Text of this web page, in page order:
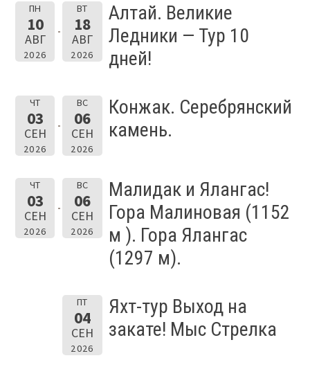
ПН
10
АВГ
2026
ВТ
18
АВГ
2026
Алтай. Великие
Ледники — Тур 10
дней!
ЧТ
03
СЕН
2026
ВС
06
СЕН
2026
Конжак. Серебрянский
камень.
ЧТ
03
СЕН
2026
ВС
06
СЕН
2026
Малидак и Ялангас!
Гора Малиновая (1152
м ). Гора Ялангас
(1297 м).
ПТ
04
СЕН
2026
Яхт-тур Выход на
закате! Мыс Стрелка